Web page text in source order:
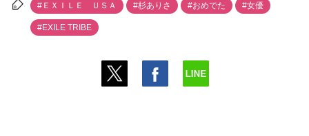
#ＥＸＩＬＥ ＵＳＡ #杉ありさ #おめでた #女優
#EXILE TRIBE